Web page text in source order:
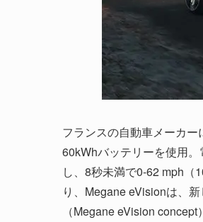
フランスの自動車メーカ
60kWhバッテリーを使用
し、8秒未満で0-62 mph（
り、Megane eVisionは、
（Megane eVision